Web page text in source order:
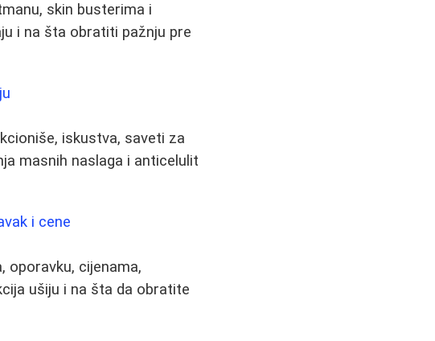
skin busterima i
i na šta obratiti pažnju pre
iskustva, saveti za
masnih naslaga i anticelulit
i cene
oporavku, cijenama,
ušiju i na šta da obratite